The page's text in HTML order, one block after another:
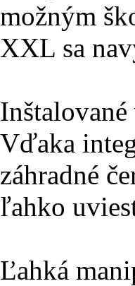
možným
XXL sa
Vďaka
záhradné
ľahko
Ľahká